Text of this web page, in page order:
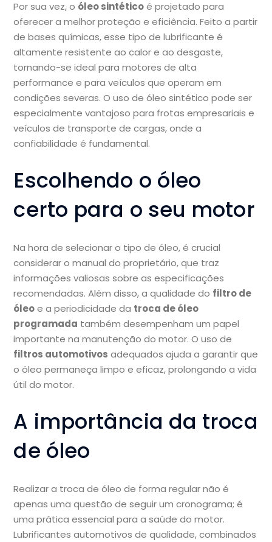
Por sua vez, o óleo sintéticoé projetado para
oferecer a melhor proteção e eficiência. Feito a partir
de bases químicas, esse tipo de lubrificante é
altamente resistente ao calor e ao desgaste,
tornando-se ideal para motores de alta
performance e para veículos que operam em
condições severas. O uso de óleo sintético pode ser
especialmente vantajoso para frotas empresariais e
veículos de transporte de cargas, onde a
confiabilidade é fundamental.
Escolhendo o óleo
certo para o seu motor
Na hora de selecionar o tipo de óleo, é crucial
considerar o manual do proprietário, que traz
informações valiosas sobre as especificações
recomendadas. Além disso, a qualidade do filtro de
óleoe a periodicidade da troca de óleo
programada também desempenham um papel
importante na manutenção do motor. O uso de
filtros automotivos adequados ajuda a garantir que
o óleo permaneça limpo e eficaz, prolongando a vida
útil do motor.
A importância da troca
de óleo
Realizar a troca de óleo de forma regular não é
apenas uma questão de seguir um cronograma; é
uma prática essencial para a saúde do motor.
Lubrificantes automotivos de qualidade, combinados